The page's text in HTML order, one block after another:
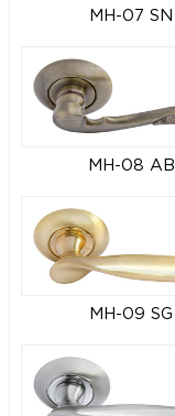
MH-07 SN
MH-08 AB
MH-09 SG